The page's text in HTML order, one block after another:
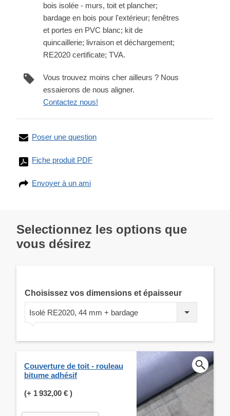
bois isolée - murs, toit et plancher;
bardage en bois pour l'extérieur; fenêtres
et portes en PVC blanc; kit de
quincaillerie; livraison et déchargement;
RE2020 certificate; TVA.
Vous trouvez moins cher ailleurs ? Nous
essaierons de nous aligner.
Contactez nous!
Poser une question
Fiche produit PDF
Envoyer à un ami
Selectionnez les options que
vous désirez
Choisissez vos dimensions et épaisseur
Isolé RE2020, 44 mm + bardage
Couverture de toit - rouleau
bitume adhésif
(+ 1 932,00 € )